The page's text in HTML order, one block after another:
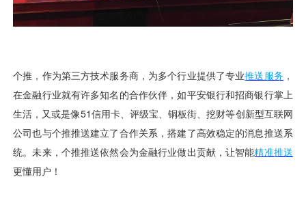
一键认证
营销数盘
人口数盘
银行数字化
智能风控
科技公益
加入我们